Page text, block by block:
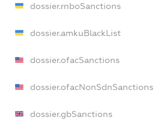
dossier.rnboSanctions
dossier.amkuBlackList
dossier.ofacSanctions
dossier.ofacNonSdnSanctions
dossier.gbSanctions